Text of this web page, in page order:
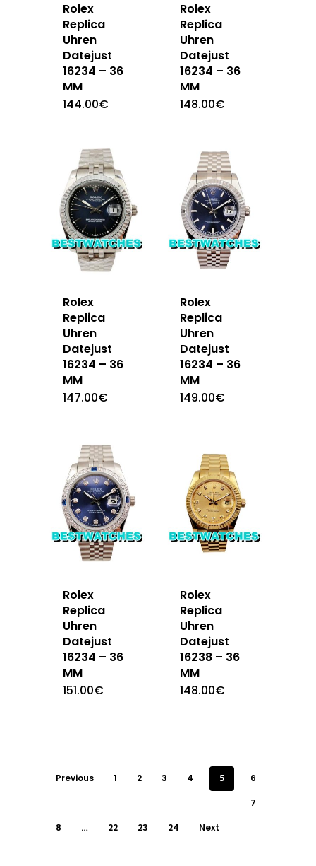
Rolex
Replica
Uhren
Datejust
16234 – 36
MM
144.00€
Rolex
Replica
Uhren
Datejust
16234 – 36
MM
148.00€
Rolex
Replica
Uhren
Datejust
16234 – 36
MM
147.00€
Rolex
Replica
Uhren
Datejust
16234 – 36
MM
149.00€
Rolex
Replica
Uhren
Datejust
16234 – 36
MM
151.00€
Rolex
Replica
Uhren
Datejust
16238 – 36
MM
148.00€
Previous 1 2 3 4 5 6
7
8 … 22 23 24 Next